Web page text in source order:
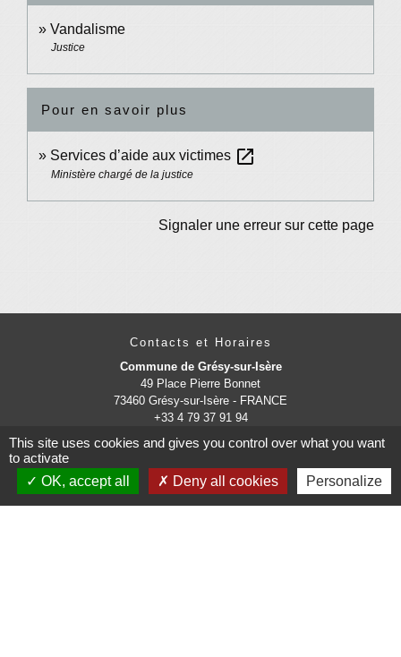
Vandalisme
Justice
Pour en savoir plus
Services d’aide aux victimes open_in_new
Ministère chargé de la justice
Signaler une erreur sur cette page
Contacts et Horaires
Commune de Grésy-sur-Isère
49 Place Pierre Bonnet
73460 Grésy-sur-Isère - FRANCE
+33 4 79 37 91 94
Contact par formulaire
This site uses cookies and gives you control over what you want
to activate
OK, accept all
Deny all cookies Personalize